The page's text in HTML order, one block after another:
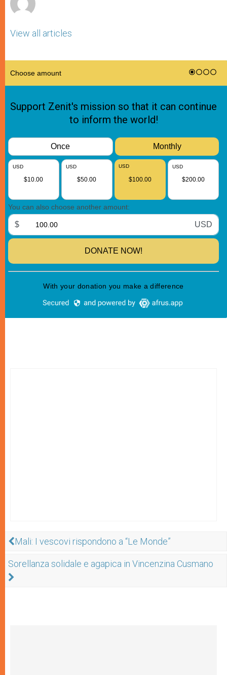
View all articles
Mali: I vescovi rispondono a “Le Monde”
Sorellanza solidale e agapica in Vincenzina Cusmano